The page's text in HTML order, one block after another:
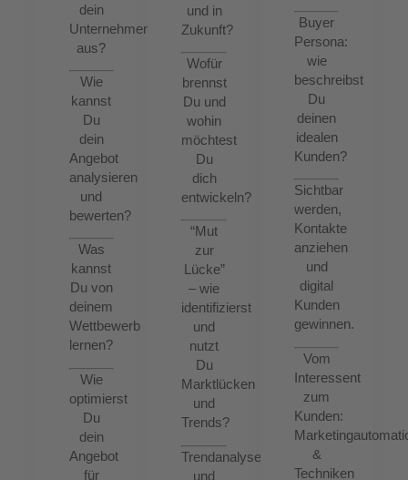
dein
Unternehmen
aus?
Wie
kannst
Du
dein
Angebot
analysieren
und
bewerten?
Was
kannst
Du von
deinem
Wettbewerb
lernen?
Wie
optimierst
Du
dein
Angebot
für
und in
Zukunft?
Wofür
brennst
Du und
wohin
möchtest
Du
dich
entwickeln?
“Mut
zur
Lücke”
– wie
identifizierst
und
nutzt
Du
Marktlücken
und
Trends?
Trendanalysen
und
Buyer
Persona:
wie
beschreibst
Du
deinen
idealen
Kunden?
Sichtbar
werden,
Kontakte
anziehen
und
digital
Kunden
gewinnen.
Vom
Interessent
zum
Kunden:
&
Techniken